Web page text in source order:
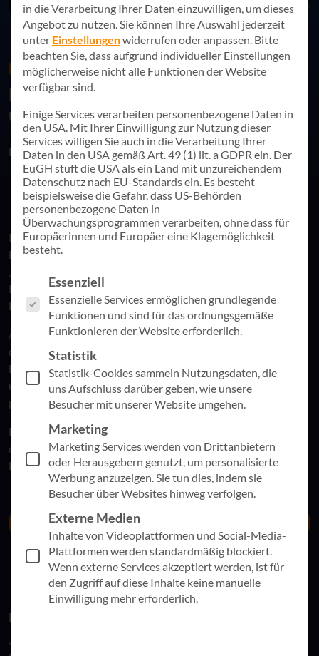
News 07. Mai 2024
Digitale Revolution erreicht Kirche
und Sozialwirtschaft
Link teilen
In der aktuellen Ausgabe 2/2024 der Zeitschrift „KVI im
Dialog“ sind wir mit einem dreiseitigen Artikel zum Thema
„Digitale Revolution erreicht Kirche und Sozialwirtschaft |
Künstliche Intelligenz als Motor für de administrative
Erneuerung“ vertreten.
AppSphere CEO Frank Roth gibt darin Einblicke, wie die
digitale Transformation nachhaltig gelingen kann: von
Effizienzsteigerungen über mehr Attraktivität für Fachkräfte
und Mitglieder bis hin zu CyberSecurity werden sämtliche
positiven Resultate von Digitalisierung beleuchtet.
Besonderes Augenmerk legt Frank Roth auf die Einbindung
der Mitarbeitenden – einem alles entscheidenden
Erfolgsfaktor.
Zum Artikel
Kostenloses Abonnement von KVI im Dialog:
„KVI im Dialog“ ist für Mitarbeitende aus Kirche und
in die Verarbeitung Ihrer Daten einzuwilligen, um dieses
Angebot zu nutzen.Sie können Ihre Auswahl jederzeit
unter Einstellungenwiderrufen oder anpassen. Bitte
beachten Sie, dass aufgrund individueller Einstellungen
möglicherweise nicht alle Funktionen der Website
verfügbar sind.
Einige Services verarbeiten personenbezogene Daten in
den USA. Mit Ihrer Einwilligung zur Nutzung dieser
Services willigen Sie auch in die Verarbeitung Ihrer
Daten in den USA gemäß Art. 49 (1) lit. a GDPR ein. Der
EuGH stuft die USA als ein Land mit unzureichendem
Datenschutz nach EU-Standards ein. Es besteht
beispielsweise die Gefahr, dass US-Behörden
personenbezogene Daten in
Überwachungsprogrammen verarbeiten, ohne dass für
Europäerinnen und Europäer eine Klagemöglichkeit
besteht.
Es folgt eine Liste der Service-Gruppen, für die eine
Essenziell
Essenzielle Services ermöglichen grundlegende
Funktionen und sind für das ordnungsgemäße
Funktionieren der Website erforderlich.
Statistik
Statistik-Cookies sammeln Nutzungsdaten, die
uns Aufschluss darüber geben, wie unsere
Besucher mit unserer Website umgehen.
Marketing
Marketing Services werden von Drittanbietern
oder Herausgebern genutzt, um personalisierte
Werbung anzuzeigen. Sie tun dies, indem sie
Besucher über Websites hinweg verfolgen.
Externe Medien
Inhalte von Videoplattformen und Social-Media-
Plattformen werden standardmäßig blockiert.
Wenn externe Services akzeptiert werden, ist für
den Zugriff auf diese Inhalte keine manuelle
Einwilligung mehr erforderlich.